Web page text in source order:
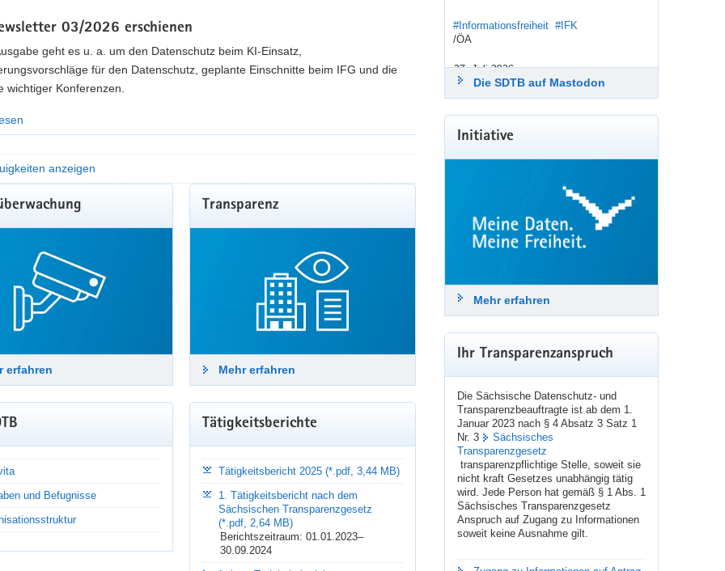
GREMIENARBEIT
Fragen zum Datenschutz
Gemeinderäte und Kreistage setzen demokratische Grundrechte in die Praxis um. Bei der Ausübung der verschiedenen
werden regelmäßig personenbezogene Daten verarbeitet. Wiederkehrende Fragen zu diesem Themenkomplex
die SDTB in den FAQ.
erfahren
03/2026 erschienen
geht es u. a. um den Datenschutz beim KI-Einsatz,
für den Datenschutz, geplante Einschnitte beim IFG und die
wichtiger Konferenzen.
anzeigen
erfahren
Transparenz
Mehr erfahren
und Befugnisse
Tätigkeitsberichte
Tätigkeitsbericht 2025 (*.pdf, 3,44 MB)
1. Tätigkeitsbericht nach dem
Sächsischen Transparenzgesetz
(*.pdf, 2,64 MB)
Berichtszeitraum: 01.01.2023–
30.09.2024
#Informationsfreiheit #IFK
/ÖA
27. Juli 2026
sdtb
Datenschutz & Transparenz
@sdtb
Getrötet von:
Mit den „Stuttgarter Impulsen“ zur
Datenschutzaufsichtsbehörden der
Länder Vorschläge für einen
zukunftsfähigen Datenschutz, der
Grundrechte der Menschen und eine
Bis zum 10. September 2026 können
Bürger_innen, Behörden, Unternehmen,
NGO und Initiativen diese Vorschläge
kommentieren und eigene Vorschläge
einbringen.
Macht mit! ➡️
baden-
wuerttemberg.datenschutz
#Datenschutz #DSGVO
Datenschutzreform
24. Juli 2026
@sdtb
Die SDTB auf Mastodon
Initiative
Mehr erfahren
Ihr Transparenzanspruch
Die Sächsische Datenschutz- und
Transparenzbeauftragte ist ab dem 1.
Januar 2023 nach § 4 Absatz 3 Satz 1
Nr. 3
Sächsisches
Transparenzgesetz
transparenzpflichtige Stelle, soweit sie
nicht kraft Gesetzes unabhängig tätig
wird. Jede Person hat gemäß § 1 Abs. 1
Sächsisches Transparenzgesetz
Anspruch auf Zugang zu Informationen
soweit keine Ausnahme gilt.